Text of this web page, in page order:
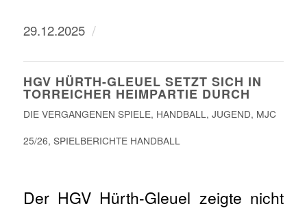
29.12.2025 /
HGV HÜRTH-GLEUEL SETZT SICH IN
TORREICHER HEIMPARTIE DURCH
DIE VERGANGENEN SPIELE, HANDBALL , JUGEND, MJC
25/26, SPIELBERICHTE HANDBALL
Der HGV Hürth-Gleuel zeigte nicht